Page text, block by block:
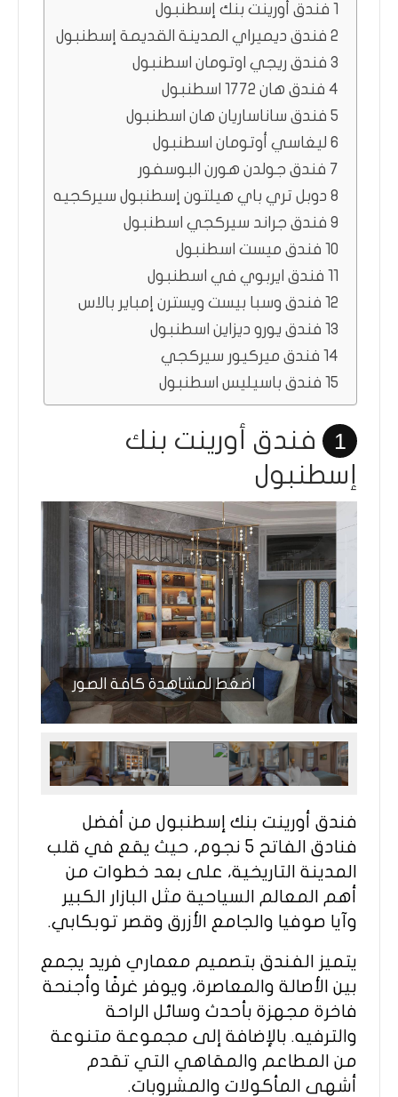
1 فندق أورينت بنك إسطنبول
2 فندق ديميراي المدينة القديمة إسطنبول
3 فندق ريجي اوتومان اسطنبول
4 فندق هان 1772 اسطنبول
5 فندق ساناساريان هان اسطنبول
6 ليغاسي أوتومان اسطنبول
7 فندق جولدن هورن البوسفور
8 دوبل تري باي هيلتون إسطنبول سيركجيه
9 فندق جراند سيركجي اسطنبول
10 فندق ميست اسطنبول
11 فندق ايربوي في اسطنبول
12 فندق وسبا بيست ويسترن إمباير بالاس
13 فندق يورو ديزاين اسطنبول
14 فندق ميركيور سيركجي
15 فندق باسيليس اسطنبول
1
فندق أورينت بنك
إسطنبول
اضغط لمشاهدة كافة الصور
فندق أورينت بنك إسطنبول من أفضل
فنادق الفاتح 5 نجوم، حيث يقع في قلب
المدينة التاريخية، على بعد خطوات من
أهم المعالم السياحية مثل البازار الكبير
وآيا صوفيا والجامع الأزرق وقصر توبكابي.
يتميز الفندق بتصميم معماري فريد يجمع
بين الأصالة والمعاصرة، ويوفر غرفًا وأجنحة
فاخرة مجهزة بأحدث وسائل الراحة
والترفيه. بالإضافة إلى مجموعة متنوعة
من المطاعم والمقاهي التي تقدم
أشهى المأكولات والمشروبات.